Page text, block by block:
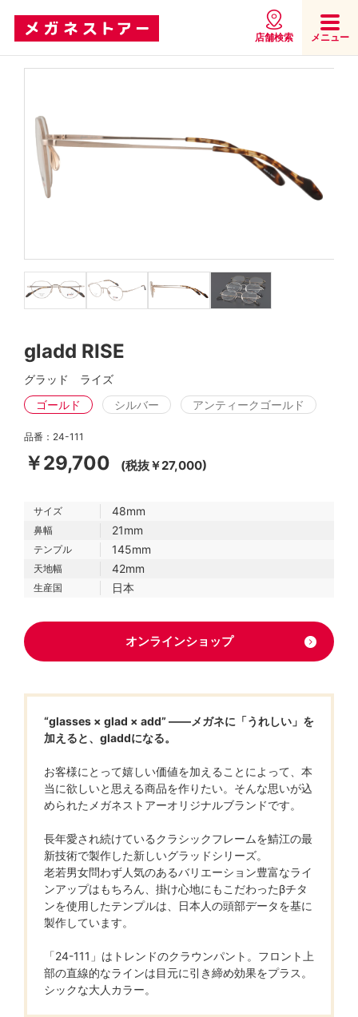
店舗検索 メニュー
gladd RISE
グラッド ライズ
ゴールド
シルバー アンティークゴールド
品番：24-111
￥29,700 (税抜￥27,000)
サイズ 48mm
鼻幅 21mm
テンプル 145mm
天地幅 42mm
生産国 日本
オンラインショップ
“glasses × glad × add” ――メガネに「うれしい」を
加えると、gladdになる。
お客様にとって嬉しい価値を加えることによって、本
当に欲しいと思える商品を作りたい。そんな思いが込
められたメガネストアーオリジナルブランドです。
長年愛され続けているクラシックフレームを鯖江の最
新技術で製作した新しいグラッドシリーズ。
老若男女問わず人気のあるバリエーション豊富なライ
ンアップはもちろん、掛け心地にもこだわったβチタ
ンを使用したテンプルは、日本人の頭部データを基に
製作しています。
「24-111」はトレンドのクラウンパント。フロント上
部の直線的なラインは目元に引き締め効果をプラス。
シックな大人カラー。